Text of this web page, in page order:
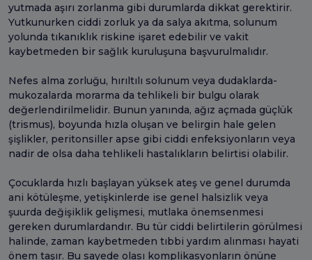
yutmada aşırı zorlanma gibi durumlarda dikkat gerektirir.
Yutkunurken ciddi zorluk ya da salya akıtma, solunum
yolunda tıkanıklık riskine işaret edebilir ve vakit
kaybetmeden bir sağlık kuruluşuna başvurulmalıdır.
Nefes alma zorluğu, hırıltılı solunum veya dudaklarda-
mukozalarda morarma da tehlikeli bir bulgu olarak
değerlendirilmelidir. Bunun yanında, ağız açmada güçlük
(trismus), boyunda hızla oluşan ve belirgin hale gelen
şişlikler, peritonsiller apse gibi ciddi enfeksiyonların veya
nadir de olsa daha tehlikeli hastalıkların belirtisi olabilir.
Çocuklarda hızlı başlayan yüksek ateş ve genel durumda
ani kötüleşme, yetişkinlerde ise genel halsizlik veya
şuurda değişiklik gelişmesi, mutlaka önemsenmesi
gereken durumlardandır. Bu tür ciddi belirtilerin görülmesi
halinde, zaman kaybetmeden tıbbi yardım alınması hayati
önem taşır. Bu sayede olası komplikasyonların önüne